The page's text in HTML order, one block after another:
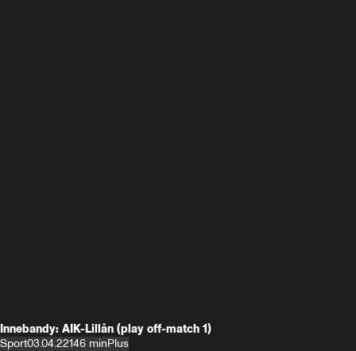
Innebandy: AIK-Lillån (play off-match 1)
Sport03.04.22146 minPlus